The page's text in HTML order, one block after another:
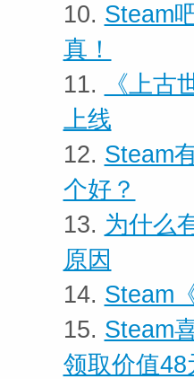
10. Steam
真！
11.
《上
上线
12. Steam
个好？
13. 为什么
原因
14. Steam
15. Steam
领取价值